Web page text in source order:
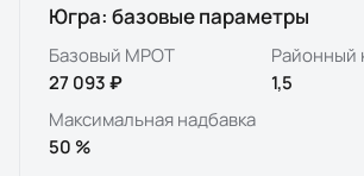
Югра: базовые параметры
Базовый МРОТ
27 093 ₽
Районный
1,5
Максимальная надбавка
50 %